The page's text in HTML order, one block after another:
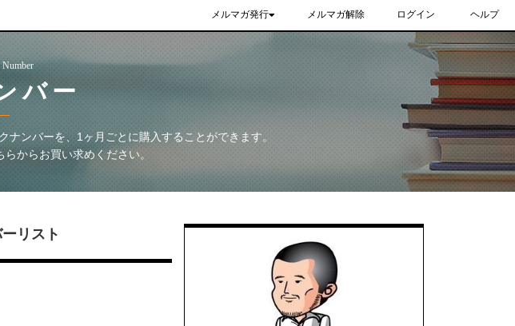
メルマガ発行 メルマガ解除 ログイン ヘルプ
Number
バー
ナンバーを、1ヶ月ごとに購入することができます。
からお買い求めください。
リスト